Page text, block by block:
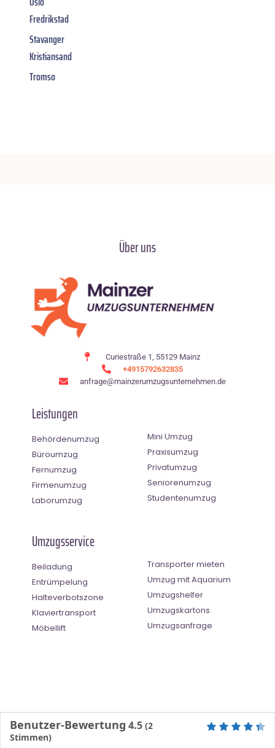
Fredrikstad
Stavanger
Kristiansand
Tromso
Über uns
Curiestraße 1, 55129 Mainz
+4915792632835
anfrage@mainzerumzugsunternehmen.de
Leistungen
Behördenumzug
Büroumzug
Fernumzug
Firmenumzug
Laborumzug
Mini Umzug
Praxisumzug
Privatumzug
Seniorenumzug
Studentenumzug
Umzugsservice
Beiladung
Entrümpelung
Halteverbotszone
Klaviertransport
Möbellift
Transporter mieten
Umzug mit Aquarium
Umzugshelfer
Umzugskartons
Umzugsanfrage
Benutzer-Bewertung 4.5 (2
Stimmen)